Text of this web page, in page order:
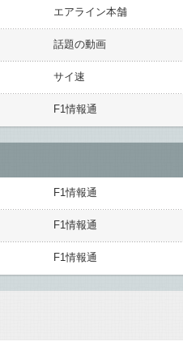
エアライン本舗
話題の動画
サイ速
F1情報通
F1情報通
F1情報通
F1情報通